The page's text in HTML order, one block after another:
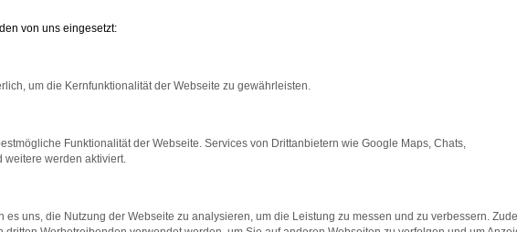
bestimmter Seiten verhindern. Funktioniert die Seite in einem anderen
beheben.
auf dem neuesten Stand sind.
kann auch dazu führen, dass bestimmte Funktionen nicht mehr
von uns eingesetzt:
um die Kernfunktionalität der Webseite zu gewährleisten.
Funktionalität der Webseite. Services von Drittanbietern wie Google Maps, Chats,
weitere werden aktiviert.
es uns, die Nutzung der Webseite zu analysieren, um die Leistung zu messen und zu verbessern.